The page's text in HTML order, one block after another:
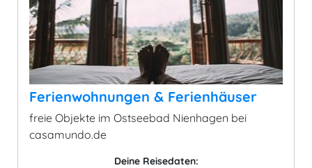
Ferienwohnungen & Ferienhäuser
freie Objekte im Ostseebad Nienhagen bei
casamundo.de
Deine Reisedaten: